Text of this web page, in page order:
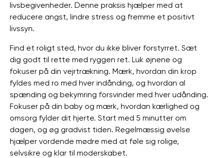
livsbegivenheder. Denne praksis hjælper med at
reducere angst, lindre stress og fremme et positivt
livssyn.
Find et roligt sted, hvor du ikke bliver forstyrret. Sæt
dig godt til rette med ryggen ret. Luk øjnene og
fokuser på din vejrtrækning. Mærk, hvordan din krop
fyldes med ro med hver indånding, og hvordan al
spænding og bekymring forsvinder med hver udånding.
Fokuser på din baby og mærk, hvordan kærlighed og
omsorg fylder dit hjerte. Start med 5 minutter om
dagen, og øg gradvist tiden. Regelmæssig øvelse
hjælper vordende mødre med at føle sig rolige,
selvsikre og klar til moderskabet.